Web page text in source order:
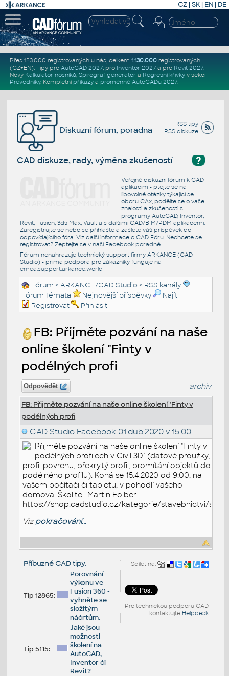
CZ | SK| EN | DE
Přes 123.000 registrovaných u nás, celkem 1.130.000registrovaných
(CZ+EN). Tipy pro AutoCAD 2027, pro Inventor 2027a pro Revit 2027.
Nový Kalkulátor nosníků, Spirograf generátor a Regresní křivkyv sekci
Převodníky. Kompletní příkazya proměnné AutoCADu 2027.
RSS tipy
RSS diskuze
Diskuzní fórum, poradna
?
CAD diskuze, rady, výměna zkušeností
Veřejné diskuzní fórum k CAD
aplikacím - ptejte se na
libovolné otázky týkající se
oboru CAx, podělte se o vaše
znalosti a zkušenosti s
programy AutoCAD, Inventor,
Revit, Fusion, 3ds Max, Vault a s dalšími CAD/BIM/PDM aplikacemi.
Zaregistrujte se nebo se přihlašte a zašlete váš příspěvek do
odpovídajícího fóra. Viz další informace o CAD Fóru. Nechcete se
registrovat? Zeptejte se v naší Facebook poradně.
Fórum nenahrazuje technický support firmy ARKANCE (CAD
Studio) - přímá podpora pro zákazníky funguje na
emea.support.arkance.world
Fórum >ARKANCE/CAD Studio > RSS kanály
Fórum Témata
Nejnovější příspěvky
Najít
Registrovat
Přihlásit
FB: Přijměte pozvání na naše
online školení "Finty v
podélných profi
Odpovědět archiv
FB: Přijměte pozvání na naše online školení "Finty v
podélných profi
CAD Studio Facebook 01.dub.2020 v 15:00
Přijměte pozvání na naše online školení "Finty v
podélných profilech v Civil 3D" (datové proužky,
profil povrchu, překrytý profil, promítání objektů do
podélného profilu). Koná se 15.4.2020 od 9:00, na
vašem počítači či tabletu, v pohodlí vašeho
domova. Školitel: Martin Folber.
https://shop.cadstudio.cz/kategorie/stavebnictvi/
Viz pokračování...
Sdílet na:
Pro technickou podporu CAD
kontaktujte Helpdesk
Příbuzné CAD tipy:
Tip 12865:
Porovnání
výkonu ve
Fusion 360 -
vyhněte se
složitým
náčrtům.
Tip 5115:
Jaké jsou
možnosti
školení na
AutoCAD,
Inventor či
Revit?